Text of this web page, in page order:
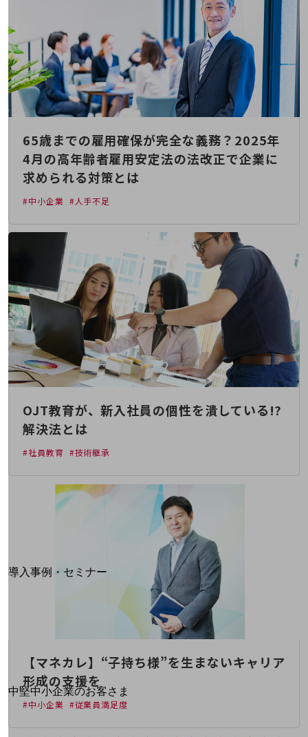
タフネススマートフォン
データ通信製品
ドコモケータイ
5G対応ホームルーター
通信モジュール製品
衛星携帯電話
IOT完了済みメーカーブランド製品
料金
ドコモBiz データ無制限 ドコモ MAX ドコモ mini ドコモBiz かけ放題
ケータイプラン
5Gデータプラス
データプラス
IoT向け回線料金
home5Gプラン
モバイルサービス
端末の一元管理
セキュリティ
導入事例・セミナー
最新の導入事例や注目の導入事例をご紹介します
中堅中小企業のお客さま
NTTドコモビジネスウォッチ
65歳までの雇用確保が完全な義務？2025年
4月の高年齢者雇用安定法の法改正で企業に
求められる対策とは
#中小企業 #人手不足
OJT教育が、新入社員の個性を潰している!?
解決法とは
#社員教育 #技術継承
【マネカレ】“子持ち様”を生まないキャリア
形成の支援を
#中小企業 #従業員満足度